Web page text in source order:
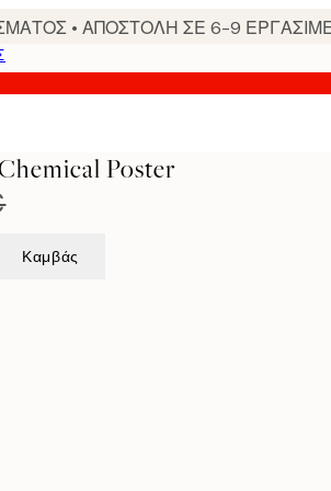
• ΑΠΟΣΤΟΛΗ ΣΕ 6-9
Poster
Καμβάς